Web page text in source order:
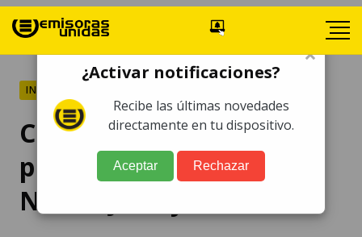
INTERNACIONALES
Cinco detenidos deja
protesta contra ICE en
Nueva Jersey
×
¿Activar notificaciones?
Recibe las últimas novedades
directamente en tu dispositivo.
Aceptar Rechazar